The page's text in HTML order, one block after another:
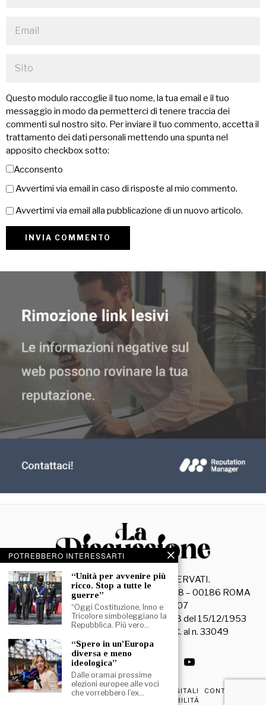
Questo modulo raccoglie il tuo nome, la tua email e il tuo
messaggio in modo da permetterci di tenere traccia dei
commenti sul nostro sito. Per inviare il tuo commento, accetta il
trattamento dei dati personali mettendo una spunta nel
apposito checkbox sotto:
Acconsento
Avvertimi via email in caso di risposte al mio commento.
Avvertimi via email alla pubblicazione di un nuovo articolo.
© 2026- TUTTI I DIRITTI RISERVATI.
La Discussione S.r.l. – Piazza Capranica, 78 – 00186 ROMA
C.F. e P. IVA 15045971007
Registrazione Tribunale di Roma n. 3628 del 15/12/1953
La società editrice è iscritta al R.O.C. al n. 33049
PRIVACY & COOKIE POLICY EDIZIONI DIGITALI
CONTATTI
DICHIARAZIONE DI ACCESSIBILITÀ
POTREBBERO INTERESSARTI
“Unità per avvenire più
ricco. Stop a tutte le
guerre”
“Oggi Costituzione, Inno e
Tricolore simboleggiano la
Repubblica. Più vero…
“Spero in un’Europa
diversa e meno
ideologica”
Dalle oramai prossime
elezioni europee alle voci
che vorrebbero l’ex…